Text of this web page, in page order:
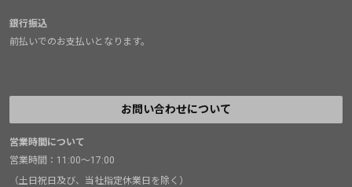
銀行振込
前払いでのお支払いとなります。
お問い合わせについて
営業時間について
営業時間：11:00～17:00
（土日祝日及び、当社指定休業日を除く）